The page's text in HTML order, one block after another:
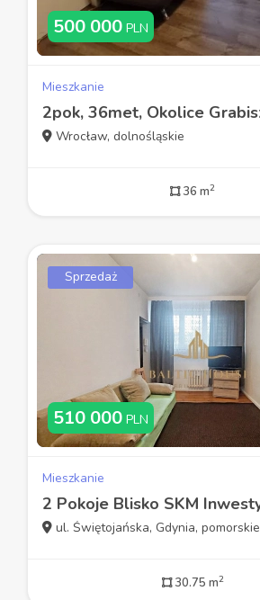
500 000 PLN
Mieszkanie
Wrocław, dolnośląskie
36 m2
Sprzedaż
510 000 PLN
Mieszkanie
ul. Świętojańska, Gdynia, pomorskie
30.75 m2